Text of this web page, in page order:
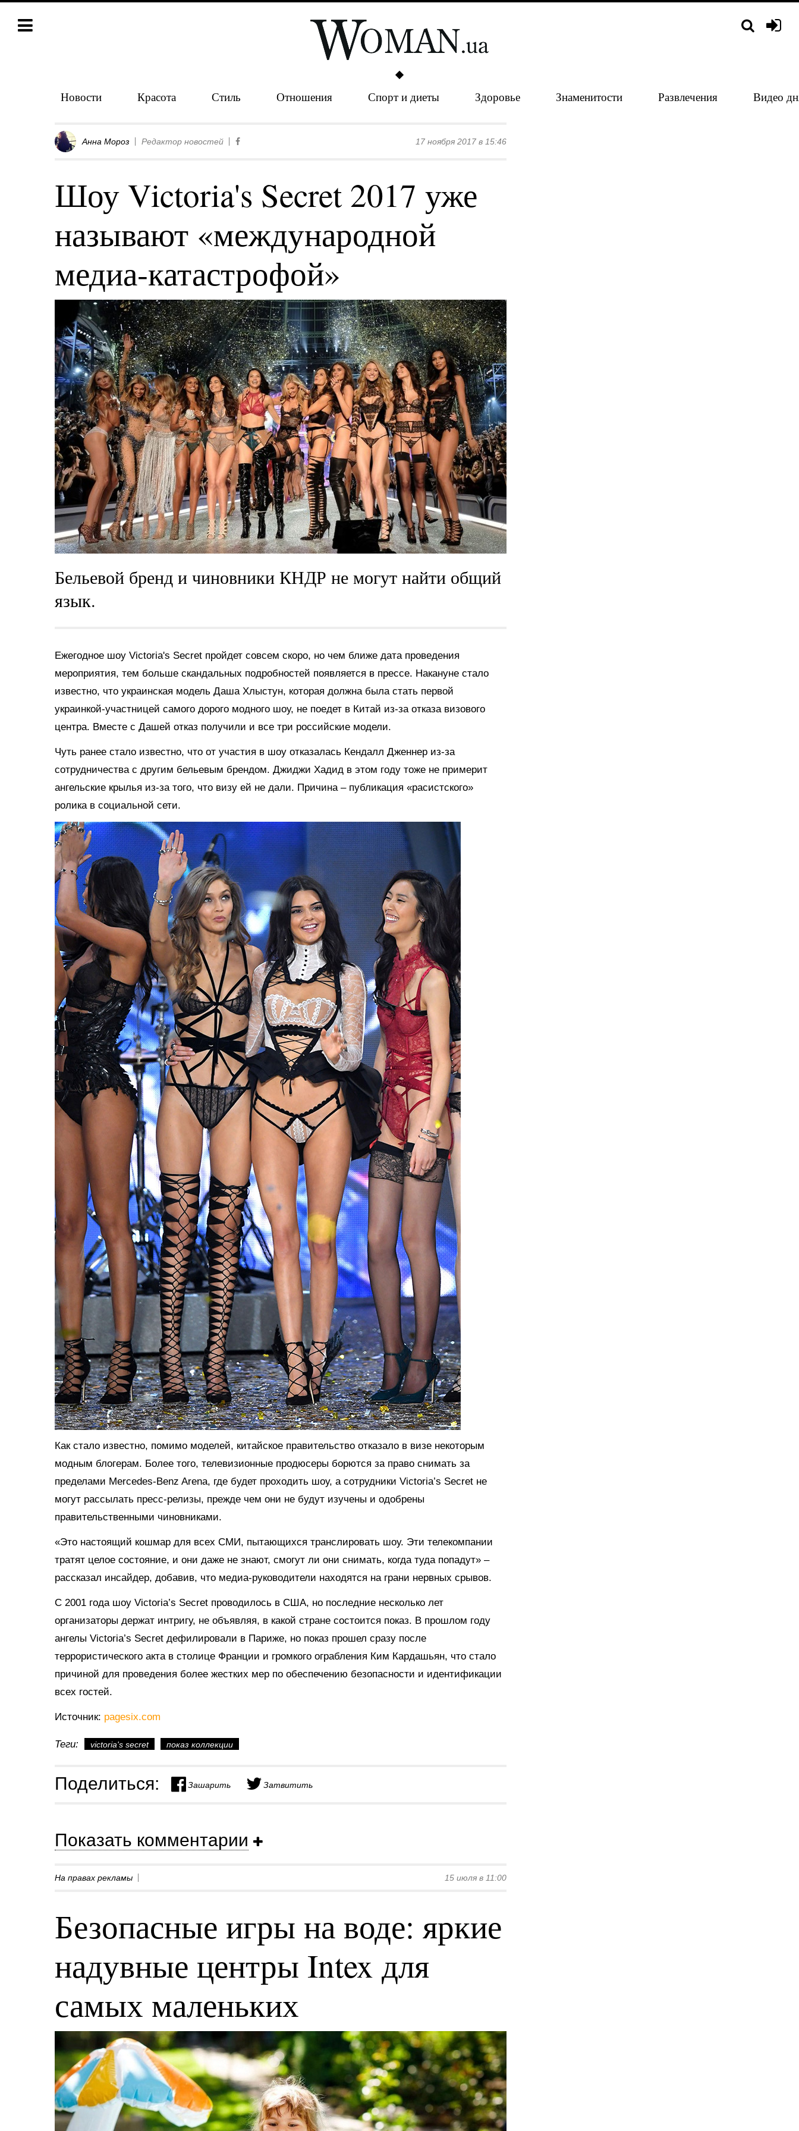
Новости Красота Стиль Отношения Спорт и диеты Здоровье Знаменитости Развлечения Видео
Анна Мороз Редактор новостей 17 ноября 2017 в 15:46
Шоу Victoria's Secret 2017 уже
называют «международной
медиа-катастрофой»
Бельевой бренд и чиновники КНДР не могут найти общий
язык.
Ежегодное шоу Victoria's Secret пройдет совсем скоро, но чем ближе дата проведения
мероприятия, тем больше скандальных подробностей появляется в прессе. Накануне стало
известно, что украинская модель Даша Хлыстун, которая должна была стать первой
украинкой-участницей самого дорого модного шоу, не поедет в Китай из-за отказа визового
центра. Вместе с Дашей отказ получили и все три российские модели.
Чуть ранее стало известно, что от участия в шоу отказалась Кендалл Дженнер из-за
сотрудничества с другим бельевым брендом. Джиджи Хадид в этом году тоже не примерит
ангельские крылья из-за того, что визу ей не дали. Причина – публикация «расистского»
ролика в социальной сети.
Как стало известно, помимо моделей, китайское правительство отказало в визе некоторым
модным блогерам. Более того, телевизионные продюсеры борются за право снимать за
пределами Mercedes-Benz Arena, где будет проходить шоу, а сотрудники Victoria’s Secret не
могут рассылать пресс-релизы, прежде чем они не будут изучены и одобрены
правительственными чиновниками.
«Это настоящий кошмар для всех СМИ, пытающихся транслировать шоу. Эти телекомпании
тратят целое состояние, и они даже не знают, смогут ли они снимать, когда туда попадут» –
рассказал инсайдер, добавив, что медиа-руководители находятся на грани нервных срывов.
С 2001 года шоу Victoria’s Secret проводилось в США, но последние несколько лет
организаторы держат интригу, не объявляя, в какой стране состоится показ. В прошлом году
ангелы Victoria’s Secret дефилировали в Париже, но показ прошел сразу после
террористического акта в столице Франции и громкого ограбления Ким Кардашьян, что стало
причиной для проведения более жестких мер по обеспечению безопасности и идентификации
всех гостей.
Источник: pagesix.com
Теги: victoria's secret показ коллекции
Поделиться: Зашарить Затвитить
Показать комментарии
На правах рекламы 15 июля в 11:00
Безопасные игры на воде: яркие
надувные центры Intex для
самых маленьких